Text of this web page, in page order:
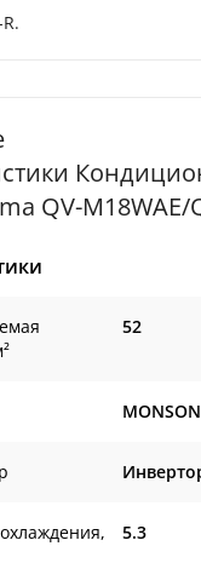
QV-M18WAE/
52
5.3